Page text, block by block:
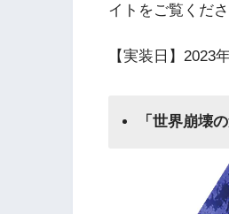
イトをご覧くださ
【実装日】2023
「世界崩壊